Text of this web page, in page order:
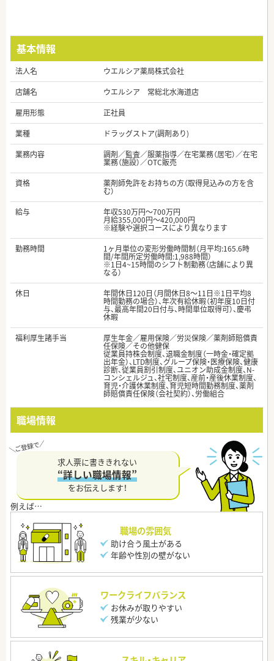
基本情報
法人名
ウエルシア薬局株式会社
店舗名
ウエルシア 常総北水海道店
雇用形態
正社員
業種
ドラッグストア(調剤あり)
業務内容
調剤／監査／服薬指導／在宅業務（居宅）／在宅
業務（施設）／OTC販売
資格
薬剤師免許をお持ちの方（取得見込みの方を含
む）
給与
年収530万円～700万円
月給355,000円～420,000円
※経験や選択コースにより異なります
勤務時間
1ヶ月単位の変形労働時間制（月平均:165.6時
間/年間所定労働時間:1,988時間）
※1日4~15時間のシフト制勤務（店舗により異
なる）
休日
年間休日120日（月間休日8～11日※1日平均8
時間勤務の場合）、年次有給休暇（初年度10日付
与、最高年間20日付与、時間単位取得可）、慶弔
休暇
福利厚生諸手当
厚生年金／雇用保険／労災保険／薬剤師賠償責
任保険／その他健保
従業員持株会制度、退職金制度（一時金・確定拠
出年金）、LTD制度、グループ保険・医療保険、健康
診断、従業員割引制度、ユニオン助成金制度、N-
コンシェルジュ、社宅制度、産前・産後休業制度、
育児・介護休業制度、育児短時間勤務制度、薬剤
師賠償責任保険（会社契約）、労働組合
職場情報
求人票に書ききれない
“詳しい職場情報”
をお伝えします！
職場の雰囲気
助け合う風土がある
年齢や性別の壁がない
ワークライフバランス
お休みが取りやすい
残業が少ない